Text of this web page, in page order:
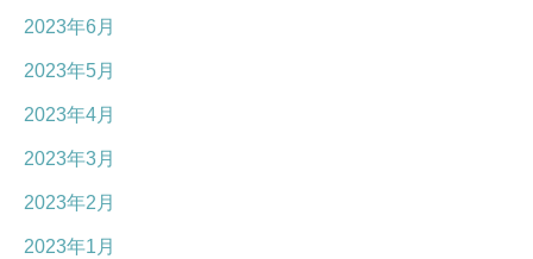
2023年6月
2023年5月
2023年4月
2023年3月
2023年2月
2023年1月